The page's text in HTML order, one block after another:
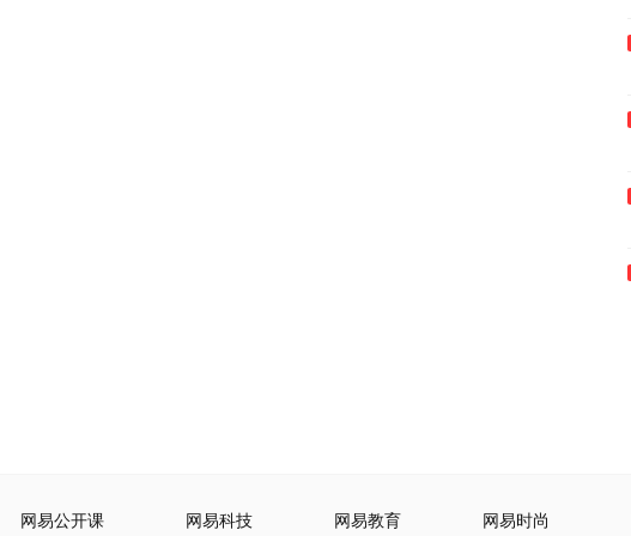
网易公开课 网易科技 网易教育 网易时尚